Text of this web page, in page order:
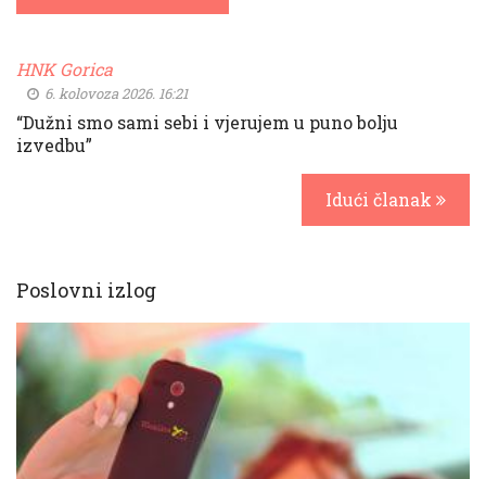
HNK Gorica
6. kolovoza 2026. 16:21
“Dužni smo sami sebi i vjerujem u puno bolju
izvedbu”
Idući članak
Poslovni izlog